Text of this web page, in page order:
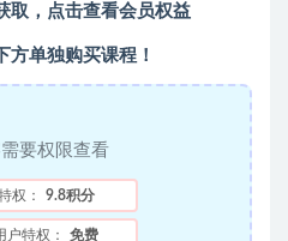
取，点击查看会员权益
方单独购买课程！
要权限查看
权： 9.8积分
户特权： 免费